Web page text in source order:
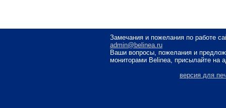
Замечания и пожелания по работе
admin@belinea.ru
Ваши вопросы, пожелания и
мониторами Belinea, присылайте на
версия для